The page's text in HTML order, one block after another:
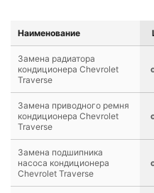
Наименование
Замена радиатора
кондиционера Chevrolet
Traverse
Замена приводного ремня
кондиционера Chevrolet
Traverse
Замена подшипника
насоса кондиционера
Chevrolet Traverse